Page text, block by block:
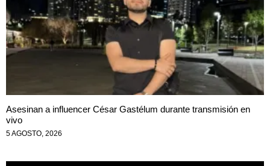
Asesinan a influencer César Gastélum durante transmisión en
vivo
5 AGOSTO, 2026